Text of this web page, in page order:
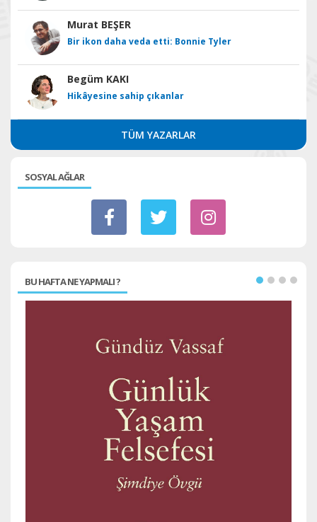
Murat BEŞER
Bir ikon daha veda etti: Bonnie Tyler
Begüm KAKI
Hikâyesine sahip çıkanlar
TÜM YAZARLAR
SOSYAL AĞLAR
BU HAFTA NE YAPMALI ?